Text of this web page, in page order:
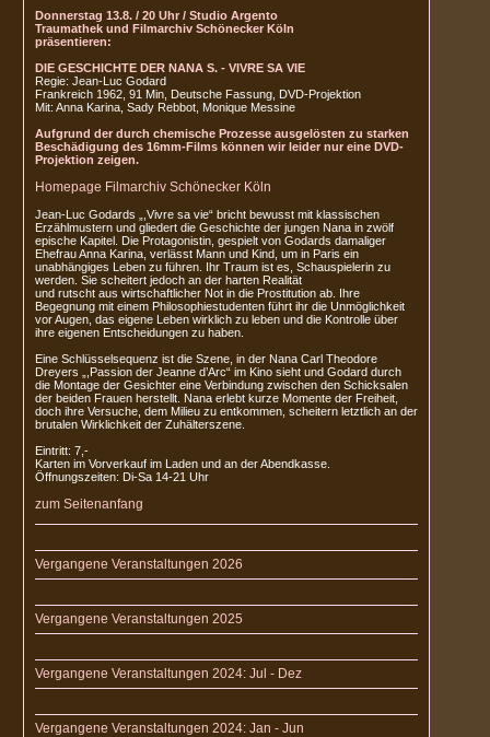
Donnerstag 13.8. / 20 Uhr / Studio Argento
Traumathek und Filmarchiv Schönecker Köln
präsentieren:
DIE GESCHICHTE DER NANA S. - VIVRE SA VIE
Regie: Jean-Luc Godard
Frankreich 1962, 91 Min, Deutsche Fassung, DVD-Projektion
Mit: Anna Karina, Sady Rebbot, Monique Messine
Aufgrund der durch chemische Prozesse ausgelösten zu starken
Beschädigung des 16mm-Films können wir leider nur eine DVD-
Projektion zeigen.
Homepage Filmarchiv Schönecker Köln
Jean-Luc Godards „,Vivre sa vie“ bricht bewusst mit klassischen
Erzählmustern und gliedert die Geschichte der jungen Nana in zwölf
epische Kapitel. Die Protagonistin, gespielt von Godards damaliger
Ehefrau Anna Karina, verlässt Mann und Kind, um in Paris ein
unabhängiges Leben zu führen. Ihr Traum ist es, Schauspielerin zu
werden. Sie scheitert jedoch an der harten Realität
und rutscht aus wirtschaftlicher Not in die Prostitution ab. Ihre
Begegnung mit einem Philosophiestudenten führt ihr die Unmöglichkeit
vor Augen, das eigene Leben wirklich zu leben und die Kontrolle über
ihre eigenen Entscheidungen zu haben.
Eine Schlüsselsequenz ist die Szene, in der Nana Carl Theodore
Dreyers „,Passion der Jeanne d’Arc“ im Kino sieht und Godard durch
die Montage der Gesichter eine Verbindung zwischen den Schicksalen
der beiden Frauen herstellt. Nana erlebt kurze Momente der Freiheit,
doch ihre Versuche, dem Milieu zu entkommen, scheitern letztlich an der
brutalen Wirklichkeit der Zuhälterszene.
Eintritt: 7,-
Karten im Vorverkauf im Laden und an der Abendkasse.
Öffnungszeiten: Di-Sa 14-21 Uhr
zum Seitenanfang
Vergangene Veranstaltungen 2026
Vergangene Veranstaltungen 2025
Vergangene Veranstaltungen 2024: Jul - Dez
Vergangene Veranstaltungen 2024: Jan - Jun